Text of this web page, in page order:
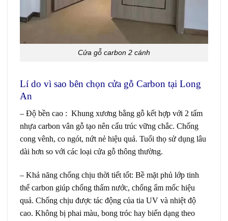
Cửa gỗ carbon 2 cánh
Lí do vì sao bên chọn cửa gỗ Carbon tại Long
An
– Độ bền cao : Khung xương bằng gỗ kết hợp với 2 tấm
nhựa carbon vân gỗ tạo nên cấu trúc vững chắc. Chống
cong vênh, co ngót, nứt nẻ hiệu quả. Tuổi thọ sử dụng lâu
dài hơn so với các loại cửa gỗ thông thường.
– Khả năng chống chịu thời tiết tốt: Bề mặt phủ lớp tinh
thể carbon giúp chống thấm nước, chống ẩm mốc hiệu
quả. Chống chịu được tác động của tia UV và nhiệt độ
cao. Không bị phai màu, bong tróc hay biến dạng theo